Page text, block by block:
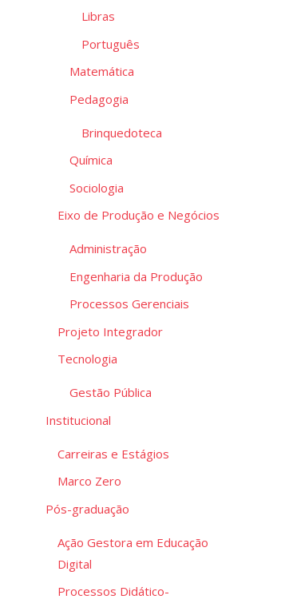
Libras
Português
Matemática
Pedagogia
Brinquedoteca
Química
Sociologia
Eixo de Produção e Negócios
Administração
Engenharia da Produção
Processos Gerenciais
Projeto Integrador
Tecnologia
Gestão Pública
Institucional
Carreiras e Estágios
Marco Zero
Pós-graduação
Ação Gestora em Educação
Digital
Processos Didático-